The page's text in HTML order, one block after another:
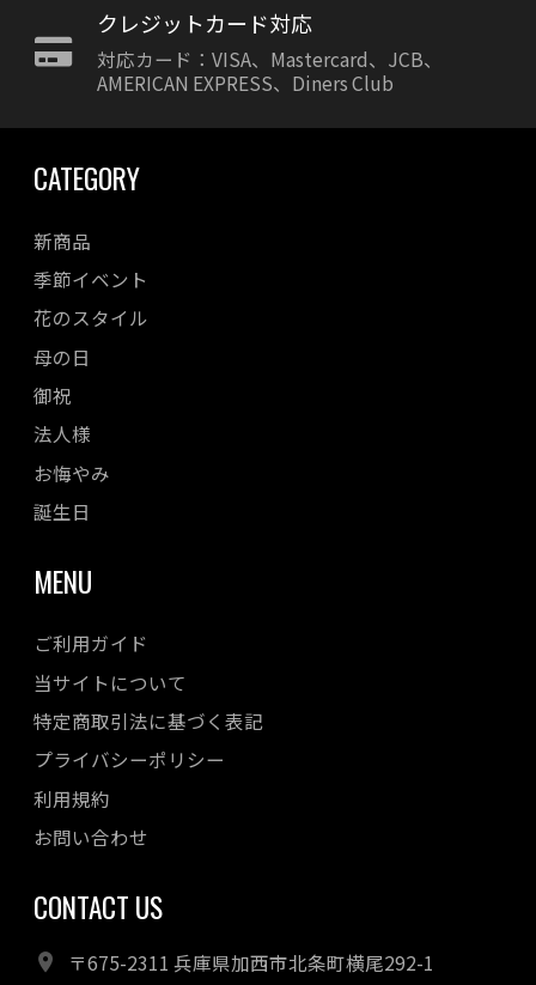
クレジットカード対応
対応カード：VISA、Mastercard、JCB、
AMERICAN EXPRESS、Diners Club
CATEGORY
新商品
季節イベント
花のスタイル
母の日
御祝
法人様
お悔やみ
誕生日
MENU
ご利用ガイド
当サイトについて
特定商取引法に基づく表記
プライバシーポリシー
利用規約
お問い合わせ
CONTACT US
〒675-2311 兵庫県加西市北条町横尾292-1